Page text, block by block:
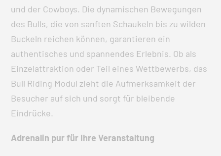
und der Cowboys. Die dynamischen Bewegungen
des Bulls, die von sanften Schaukeln bis zu wilden
Buckeln reichen können, garantieren ein
authentisches und spannendes Erlebnis. Ob als
Einzelattraktion oder Teil eines Wettbewerbs, das
Bull Riding Modul zieht die Aufmerksamkeit der
Besucher auf sich und sorgt für bleibende
Eindrücke.
Adrenalin pur für Ihre Veranstaltung